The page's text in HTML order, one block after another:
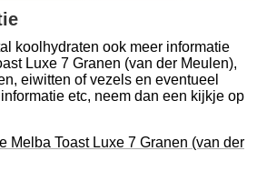
koolhydraten ook meer informatie
Luxe 7 Granen (van der Meulen),
eiwitten of vezels en eventueel
etc, neem dan een kijkje op
Melba Toast Luxe 7 Granen (van der